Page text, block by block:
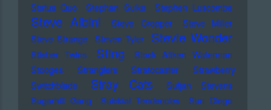
Status Quo
Stephan Sulke Stephen Luscombe
Steve Albini Steve Cropper
Steve Miller
Steve Strange Steven Tyler Stevie Wonder
Stieber Twins Sting
Stock Aitken Waterman
Stooges
Stranglers Stratocaster
Strawberry
Switchblade
Stray Cats
Sufjan Stevens
Sugarhill Gang
Suicidal Tendencies
Sun Diego